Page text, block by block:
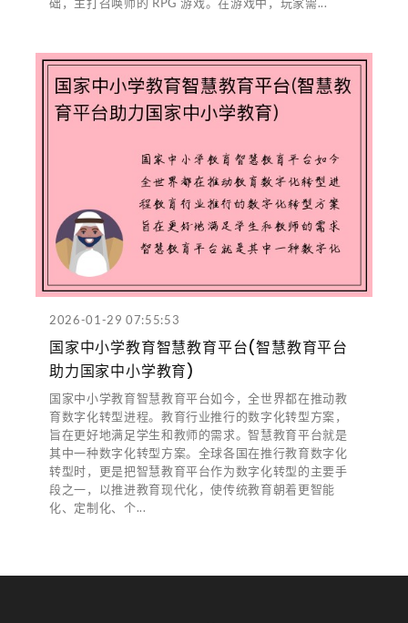
2026-01-29 07:55:53
国家中小学教育智慧教育平台(智慧教育平台
助力国家中小学教育)
国家中小学教育智慧教育平台如今，全世界都在推动教
育数字化转型进程。教育行业推行的数字化转型方案，
旨在更好地满足学生和教师的需求。智慧教育平台就是
其中一种数字化转型方案。全球各国在推行教育数字化
转型时，更是把智慧教育平台作为数字化转型的主要手
段之一，以推进教育现代化，使传统教育朝着更智能
化、定制化、个...